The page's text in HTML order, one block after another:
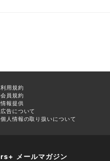
利用規約
会員規約
情報提供
広告について
個人情報の取り扱いについて
メールマガジン